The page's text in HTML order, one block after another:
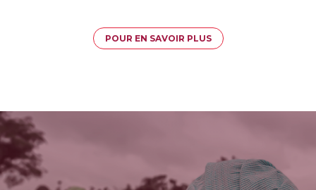
POUR EN SAVOIR PLUS